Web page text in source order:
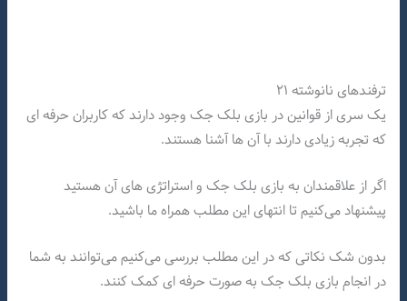
ترفندهای نانوشته ۲۱
یک سری از قوانین در بازی بلک جک وجود دارند که کاربران حرفه ای
که تجربه زیادی دارند با آن ها آشنا هستند.
اگر از علاقمندان به بازی بلک جک و استراتژی های آن هستید
پیشنهاد می‌کنیم تا انتهای این مطلب همراه ما باشید.
بدون شک نکاتی که در این مطلب بررسی می‌کنیم می‌توانند به شما
در انجام بازی بلک جک به صورت حرفه ای کمک کنند.